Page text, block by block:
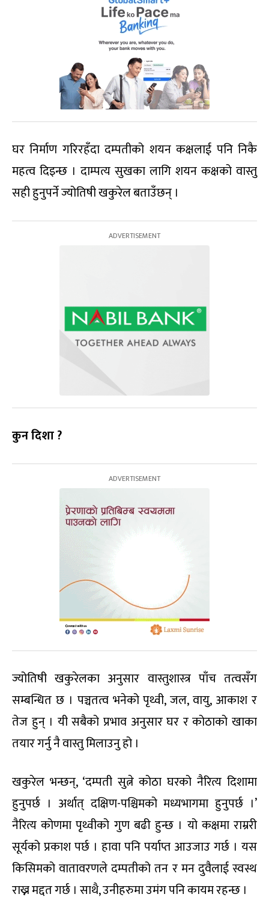
घर निर्माण गरिरहँदा दम्पतीको शयन कक्षलाई पनि निकै
महत्व दिइन्छ । दाम्पत्य सुखका लागि शयन कक्षको वास्तु
सही हुनुपर्ने ज्योतिषी खकुरेल बताउँछन् ।
कुन दिशा ?
ज्योतिषी खकुरेलका अनुसार वास्तुशास्त्र पाँच तत्वसँग
सम्बन्धित छ । पञ्चतत्व भनेको पृथ्वी, जल, वायु, आकाश र
तेज हुन् । यी सबैको प्रभाव अनुसार घर र कोठाको खाका
तयार गर्नु नै वास्तु मिलाउनु हो ।
खकुरेल भन्छन्, ‘दम्पती सुत्ने कोठा घरको नैरित्य दिशामा
हुनुपर्छ । अर्थात् दक्षिण-पश्चिमको मध्यभागमा हुनुपर्छ ।’
नैरित्य कोणमा पृथ्वीको गुण बढी हुन्छ । यो कक्षमा राम्ररी
सूर्यको प्रकाश पर्छ । हावा पनि पर्याप्त आउजाउ गर्छ । यस
किसिमको वातावरणले दम्पतीको तन र मन दुवैलाई स्वस्थ
राख्न मद्दत गर्छ । साथै, उनीहरुमा उमंग पनि कायम रहन्छ ।